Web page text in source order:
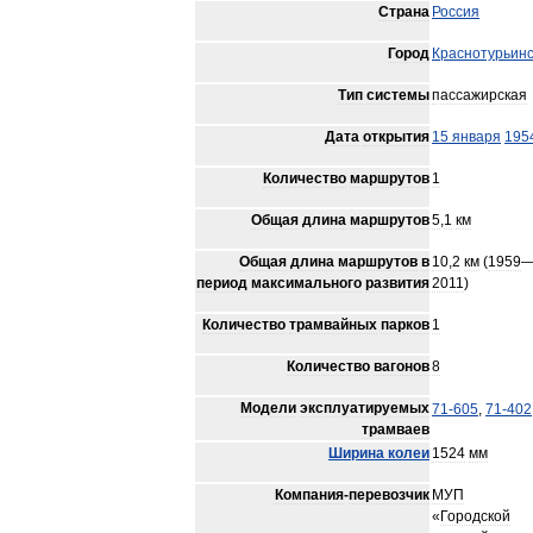
Страна Россия
Город
Тип системыпассажирская
Дата открытия 15 января
Количество маршрутов 1
Общая длина маршрутов5,1 км
Общая длина маршрутов в
период максимального развития
10,2 км (1959
2011)
Количество трамвайных парков 1
Количество вагонов8
Модели эксплуатируемых
трамваев
71-605, 71-402
Ширина колеи 1524 мм
Компания-перевозчик МУП
« Городской